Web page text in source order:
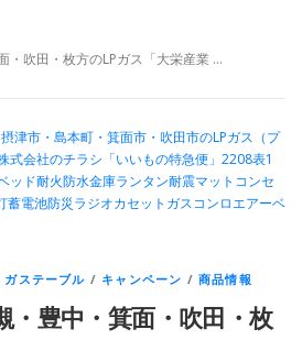
・吹田・枚方のLPガス「大栄産業 …
ガステーブル / キャンペーン /商品情報
・豊中・箕面・吹田・枚